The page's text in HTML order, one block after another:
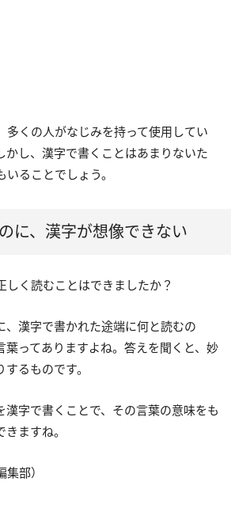
多くの人がなじみを持って使用してい
かし、漢字で書くことはあまりないた
ることでしょう。
に、漢字が想像できない
しく読むことはできましたか？
、漢字で書かれた途端に何と読むの
葉ってありますよね。答えを聞くと、妙
るものです。
漢字で書くことで、その言葉の意味をも
ますね。
部）